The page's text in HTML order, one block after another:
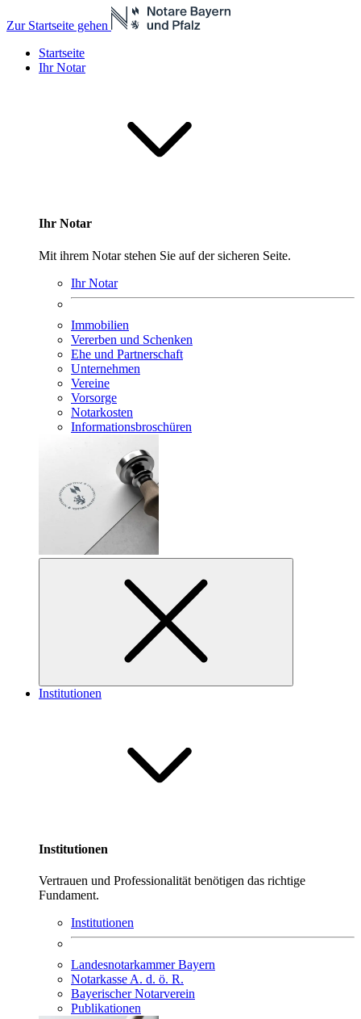
Zur Startseite gehen
Startseite
Ihr Notar
Ihr Notar
Mit ihrem Notar stehen Sie auf der sicheren Seite.
Ihr Notar
Immobilien
Vererben und Schenken
Ehe und Partnerschaft
Unternehmen
Vereine
Vorsorge
Notarkosten
Informationsbroschüren
Institutionen
Institutionen
Vertrauen und Professionalität benötigen das richtige
Fundament.
Institutionen
Landesnotarkammer Bayern
Notarkasse A. d. ö. R.
Bayerischer Notarverein
Publikationen